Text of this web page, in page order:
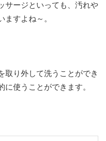
サージといっても、汚れや
ますよね～。
取り外して洗うことができ
に使うことができます。